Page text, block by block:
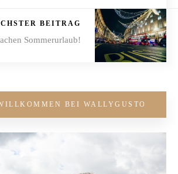
BEITRAG
Sommerurlaub!
BEI WALLYGUSTO